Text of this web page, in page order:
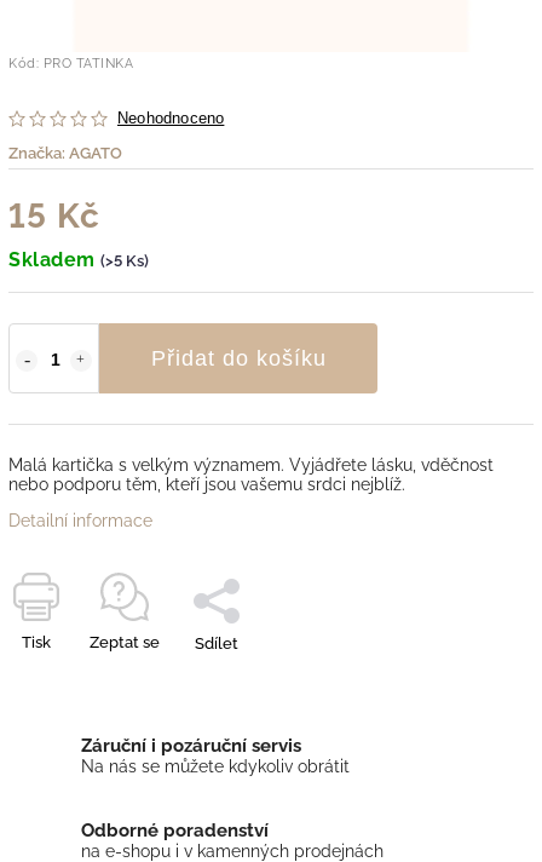
Kód: PRO TATINKA
Neohodnoceno
Značka: AGATO
15 Kč
Skladem (>5 Ks)
Přidat do košíku
Malá kartička s velkým významem. Vyjádřete lásku, vděčnost
nebo podporu těm, kteří jsou vašemu srdci nejblíž.
Detailní informace
Tisk Zeptat se Sdílet
Záruční i pozáruční servis
Na nás se můžete kdykoliv obrátit
Odborné poradenství
na e-shopu i v kamenných prodejnách